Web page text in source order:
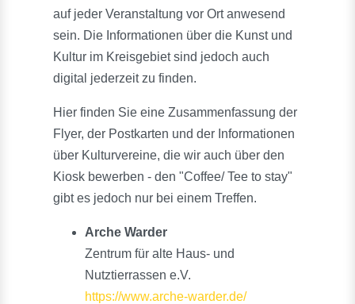
auf jeder Veranstaltung vor Ort anwesend
sein. Die Informationen über die Kunst und
Kultur im Kreisgebiet sind jedoch auch
digital jederzeit zu finden.
Hier finden Sie eine Zusammenfassung der
Flyer, der Postkarten und der Informationen
über Kulturvereine, die wir auch über den
Kiosk bewerben - den "Coffee/ Tee to stay"
gibt es jedoch nur bei einem Treffen.
Arche Warder
Zentrum für alte Haus- und
Nutztierrassen e.V.
https://www.arche-warder.de/